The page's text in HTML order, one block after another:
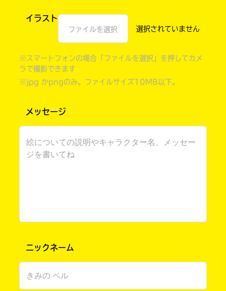
イラスト
ファイルを選択
※スマートフォンの場合「ファイルを選択」を押してカメ
ラで撮影できます
※jpg かpngのみ。ファイルサイズ10MB以下。
メッセージ
ニックネーム